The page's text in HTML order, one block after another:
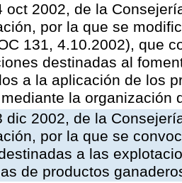
oct 2002, de la
por la que se
131, 4.10.2002), que
destinadas al
a la aplicación de los
la organización
dic 2002, de la
por la que se
a las
de productos